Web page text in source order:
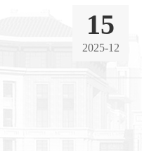
15
2025-12